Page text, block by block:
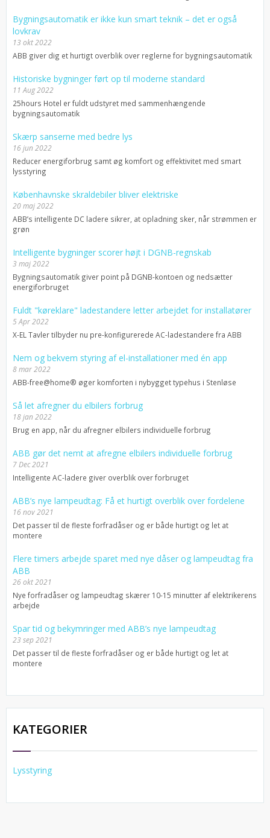
Bygningsautomatik er ikke kun smart teknik – det er også
lovkrav
13 okt 2022
ABB giver dig et hurtigt overblik over reglerne for bygningsautomatik
Historiske bygninger ført op til moderne standard
11 Aug 2022
25hours Hotel er fuldt udstyret med sammenhængende
bygningsautomatik
Skærp sanserne med bedre lys
16 jun 2022
Reducer energiforbrug samt øg komfort og effektivitet med smart
lysstyring
Københavnske skraldebiler bliver elektriske
20 maj 2022
ABB’s intelligente DC ladere sikrer, at opladning sker, når strømmen er
grøn
Intelligente bygninger scorer højt i DGNB-regnskab
3 maj 2022
Bygningsautomatik giver point på DGNB-kontoen og nedsætter
energiforbruget
Fuldt "køreklare" ladestandere letter arbejdet for installatører
5 Apr 2022
X-EL Tavler tilbyder nu pre-konfigurerede AC-ladestandere fra ABB
Nem og bekvem styring af el-installationer med én app
8 mar 2022
ABB-free@home® øger komforten i nybygget typehus i Stenløse
Så let afregner du elbilers forbrug
18 jan 2022
Brug en app, når du afregner elbilers individuelle forbrug
ABB gør det nemt at afregne elbilers individuelle forbrug
7 Dec 2021
Intelligente AC-ladere giver overblik over forbruget
ABB’s nye lampeudtag: Få et hurtigt overblik over fordelene
16 nov 2021
Det passer til de fleste forfradåser og er både hurtigt og let at
montere
Flere timers arbejde sparet med nye dåser og lampeudtag fra
ABB
26 okt 2021
Nye forfradåser og lampeudtag skærer 10-15 minutter af elektrikerens
arbejde
Spar tid og bekymringer med ABB’s nye lampeudtag
23 sep 2021
Det passer til de fleste forfradåser og er både hurtigt og let at
montere
KATEGORIER
Lysstyring